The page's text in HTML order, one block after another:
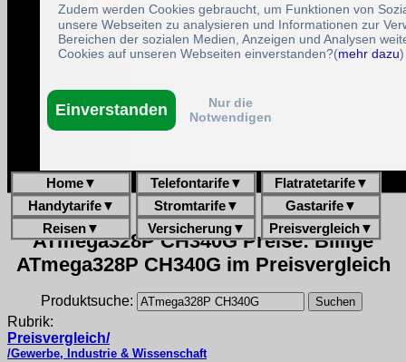
Home▼ Telefontarife▼ Flatratetarife▼
Handytarife▼ Stromtarife▼ Gastarife▼
Reisen▼ Versicherung▼ Preisvergleich▼
ATmega328P CH340G Preise: Billige
ATmega328P CH340G im Preisvergleich
Produktsuche:
Rubrik:
Preisvergleich/
/Gewerbe, Industrie & Wissenschaft
Zudem werden Cookies gebraucht, um Funktionen von
unsere Webseiten zu analysieren und Informationen zur
Bereichen der sozialen Medien, Anzeigen und Analysen
Cookies auf unseren Webseiten einverstanden?(mehr dazu)
Einverstanden
Nur die
Notwendigen